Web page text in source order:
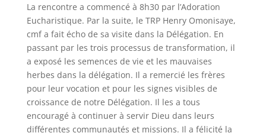
La rencontre a commencé à 8h30 par l’Adoration
Eucharistique. Par la suite, le TRP Henry Omonisaye,
cmf a fait écho de sa visite dans la Délégation. En
passant par les trois processus de transformation, il
a exposé les semences de vie et les mauvaises
herbes dans la délégation. Il a remercié les frères
pour leur vocation et pour les signes visibles de
croissance de notre Délégation. Il les a tous
encouragé à continuer à servir Dieu dans leurs
différentes communautés et missions. Il a félicité la